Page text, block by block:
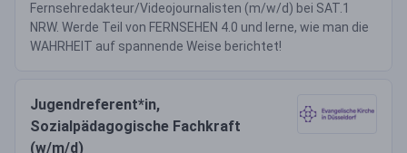
Fernsehredakteur/Videojournalisten (m/w/d) bei SAT.1
NRW. Werde Teil von FERNSEHEN 4.0 und lerne, wie man die
WAHRHEIT auf spannende Weise berichtet!
Jugendreferent*in,
Sozialpädagogische Fachkraft
(w/m/d)